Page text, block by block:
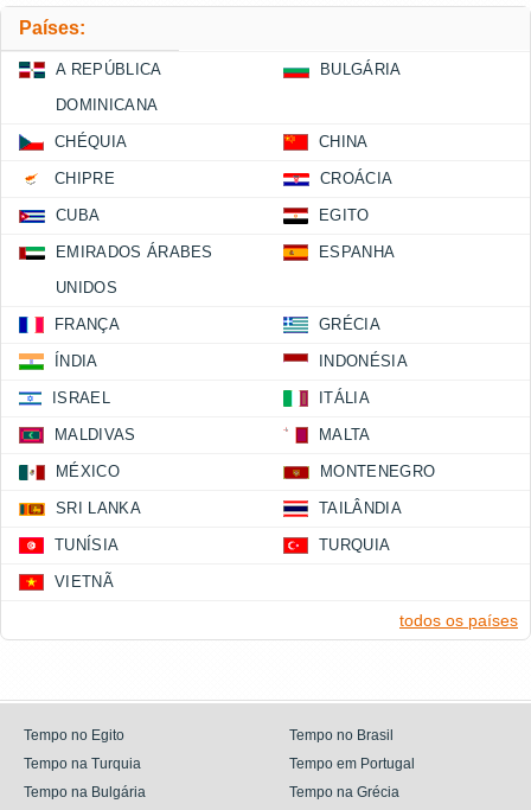
Países:
A REPÚBLICA
DOMINICANA
BULGÁRIA
CHÉQUIA CHINA
CHIPRE CROÁCIA
CUBA EGITO
EMIRADOS ÁRABES
UNIDOS
ESPANHA
FRANÇA GRÉCIA
ÍNDIA INDONÉSIA
ISRAEL ITÁLIA
MALDIVAS MALTA
MÉXICO MONTENEGRO
SRI LANKA TAILÂNDIA
TUNÍSIA TURQUIA
VIETNÃ
todos os países
Tempo no Egito
Tempo no Brasil
Tempo na Turquia
Tempo em Portugal
Tempo na Bulgária
Tempo na Grécia